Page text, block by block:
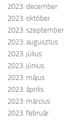
2023. december
2023. október
2023. szeptember
2023. augusztus
2023. július
2023. június
2023. május
2023. április
2023. március
2023. február